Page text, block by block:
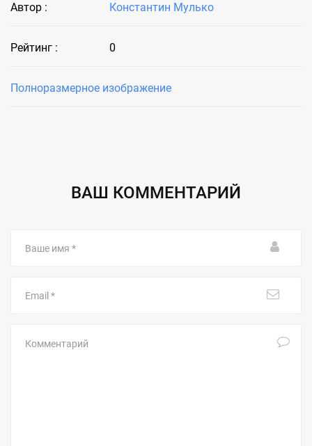
Автор : Константин Мулько
Рейтинг : 0
Полноразмерное изображение
ВАШ КОММЕНТАРИЙ
имя